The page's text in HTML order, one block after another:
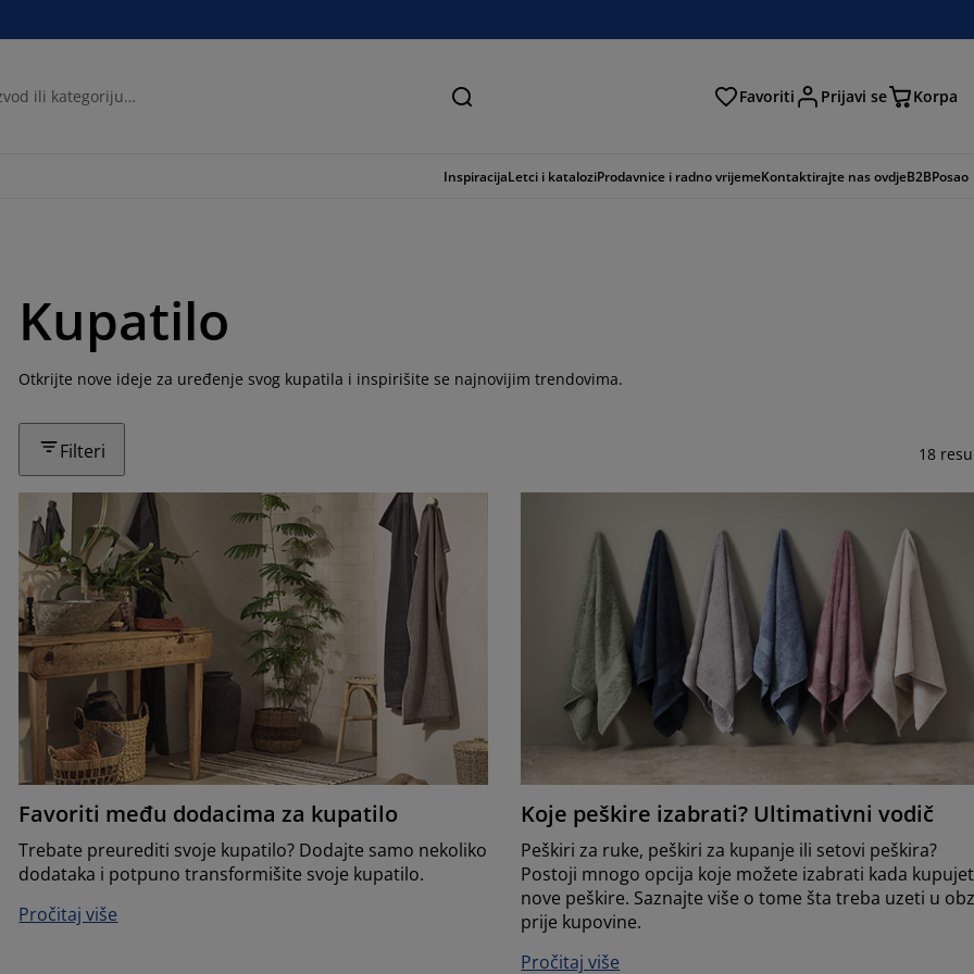
Traži Favoriti Prijavi se Korpa
InspiracijaLetci i kataloziProdavnice i radno vrijemeKontaktirajte nas ovdjeB2BPosao
Kupatilo
Otkrijte nove ideje za uređenje svog kupatila i inspirišite se najnovijim trendovima.
Filteri 18
Favoriti među dodacima za kupatilo
Trebate preurediti svoje kupatilo? Dodajte samo nekoliko
dodataka i potpuno transformišite svoje kupatilo.
Pročitaj više
Koje peškire izabrati? Ultimativni vodič
Peškiri za ruke, peškiri za kupanje ili setovi peškira?
Postoji mnogo opcija koje možete izabrati kada
nove peškire. Saznajte više o tome šta treba uzeti u
prije kupovine.
Pročitaj više